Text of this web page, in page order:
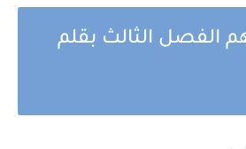
الفصل الثالث بقلم